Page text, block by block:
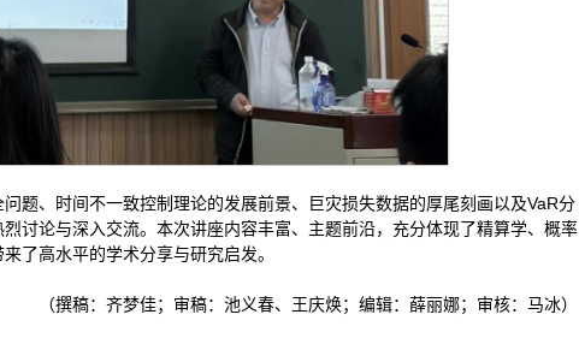
题、时间不一致控制理论的发展前景、巨灾损失数据的厚尾刻画以及VaR分
讨论与深入交流。本次讲座内容丰富、主题前沿，充分体现了精算学、概率
了高水平的学术分享与研究启发。
（撰稿：齐梦佳；审稿：池义春、王庆焕；编辑：薛丽娜；审核：马冰）